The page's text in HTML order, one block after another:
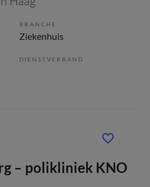
BRANCHE
Ziekenhuis
DIENSTVERBAND
– polikliniek KNO